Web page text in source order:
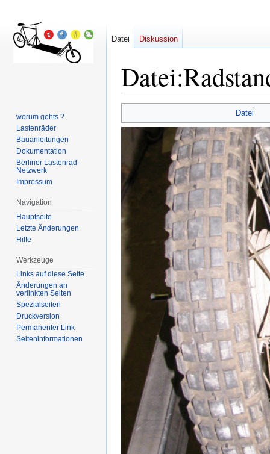
Datei:
Navigation
Suche
Datei
Datei Diskussion
worum gehts ?
Lastenräder
Bauanleitungen
Dokumentation
Berliner Lastenrad-
Netzwerk
Impressum
Navigation
Hauptseite
Letzte Änderungen
Hilfe
Werkzeuge
Links auf diese Seite
Änderungen an
verlinkten Seiten
Spezialseiten
Druckversion
Permanenter Link
Seiten­informationen